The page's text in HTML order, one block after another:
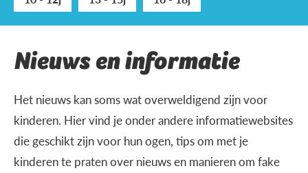
Nieuws en informatie
Het nieuws kan soms wat overweldigend zijn voor
kinderen. Hier vind je onder andere informatiewebsites
die geschikt zijn voor hun ogen, tips om met je
kinderen te praten over nieuws en manieren om fake